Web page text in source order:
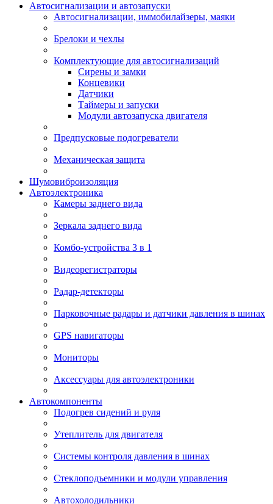
Автосигнализации и автозапуски
Автосигнализации, иммобилайзеры, маяки
Брелоки и чехлы
Комплектующие для автосигнализаций
Сирены и замки
Концевики
Датчики
Таймеры и запуски
Модули автозапуска двигателя
Предпусковые подогреватели
Механическая защита
Шумовиброизоляция
Автоэлектроника
Камеры заднего вида
Зеркала заднего вида
Комбо-устройства 3 в 1
Видеорегистраторы
Радар-детекторы
Парковочные радары и датчики давления в шинах
GPS навигаторы
Мониторы
Аксессуары для автоэлектроники
Автокомпоненты
Подогрев сидений и руля
Утеплитель для двигателя
Системы контроля давления в шинах
Стеклоподъемники и модули управления
Автохолодильники